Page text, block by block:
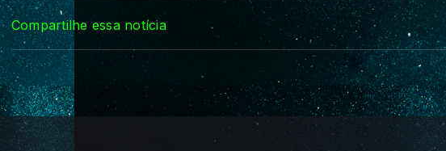
Compartilhe essa notícia